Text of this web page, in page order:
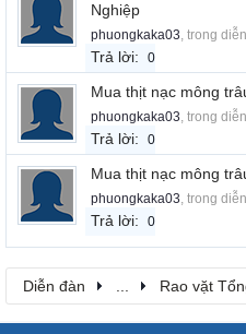
Nghiệp
phuongkaka03, trong
Trả lời: 0
Mua thịt nạc mông
phuongkaka03, trong
Trả lời: 0
Mua thịt nạc mông
phuongkaka03, trong
Trả lời: 0
Diễn đàn ... Rao vặt